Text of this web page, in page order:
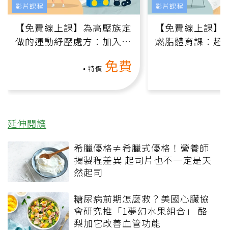
【免費線上課】為高壓族定
做的運動紓壓處方：加入行
特價 免費
影片課程
【免費線上課
燃脂體育課：超
影片課程
延伸閱讀
希臘優格≠希臘式優格！營養師
揭製程差異 起司片也不一定是天
然起司
糖尿病前期怎麼救？美國心臟協
會研究推「1夢幻水果組合」 酪
梨加它改善血管功能